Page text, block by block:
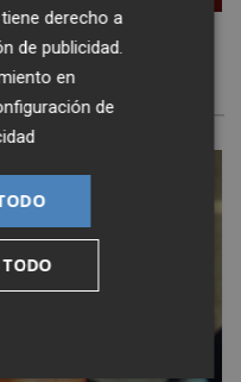
la vieja escuela
derecho a
de publicidad
en
de